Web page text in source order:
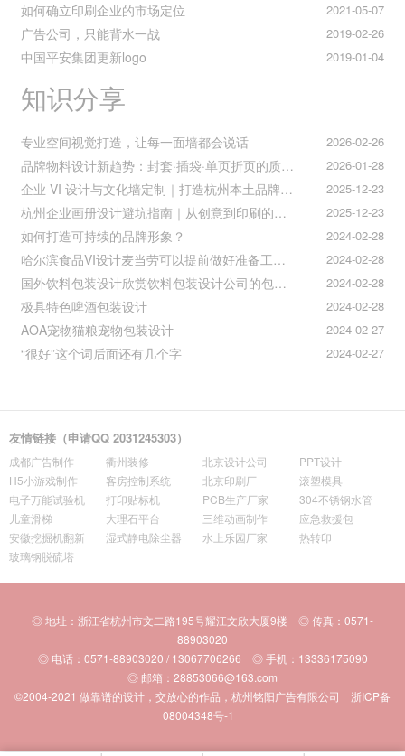
2021-05-07
如何确立印刷企业的市场定位
2019-02-26
广告公司，只能背水一战
2019-01-04
中国平安集团更新logo
知识分享
2026-02-26
专业空间视觉打造，让每一面墙都会说话
2026-01-28
品牌物料设计新趋势：封套·插袋·单页折页的质感升级之道
2025-12-23
企业 VI 设计与文化墙定制｜打造杭州本土品牌专属视觉符号
2025-12-23
杭州企业画册设计避坑指南｜从创意到印刷的全流程把控
2024-02-28
如何打造可持续的品牌形象？
2024-02-28
哈尔滨食品VI设计麦当劳可以提前做好准备工作促进挪动购买
2024-02-28
国外饮料包装设计欣赏饮料包装设计公司的包装设计
2024-02-28
极具特色啤酒包装设计
2024-02-27
AOA宠物猫粮宠物包装设计
2024-02-27
“很好”这个词后面还有几个字
友情链接（申请QQ 2031245303）
成都广告制作 衢州装修 北京设计公司
PPT设计
H5小游戏制作
客房控制系统 北京印刷厂
滚塑模具
电子万能试验机
打印贴标机 PCB生产厂家
304不锈钢水管
儿童滑梯
大理石平台 三维动画制作
应急救援包
安徽挖掘机翻新
湿式静电除尘器 水上乐园厂家
热转印
玻璃钢脱硫塔
◎ 地址：浙江省杭州市文二路195号耀江文欣大厦9楼 ◎ 传真：0571-
88903020
◎ 电话：0571-88903020 / 13067706266 ◎ 手机：13336175090
◎ 邮箱：28853066@163.com
©2004-2021 做靠谱的设计，交放心的作品，杭州铭阳广告有限公司 浙ICP备
08004348号-1